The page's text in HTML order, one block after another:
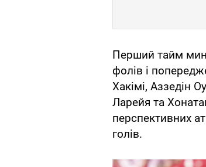
Перший тайм
фолів і
Хакімі, Аззедін
Ларейя та
перспективних
голів.